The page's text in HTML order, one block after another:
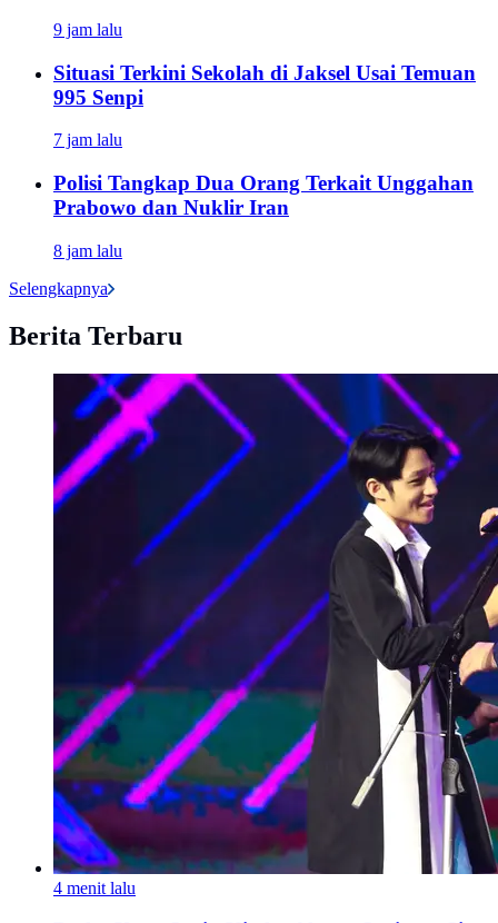
9 jam lalu
Situasi Terkini Sekolah di Jaksel Usai Temuan
995 Senpi
7 jam lalu
Polisi Tangkap Dua Orang Terkait Unggahan
Prabowo dan Nuklir Iran
8 jam lalu
Selengkapnya
Berita Terbaru
4 menit lalu